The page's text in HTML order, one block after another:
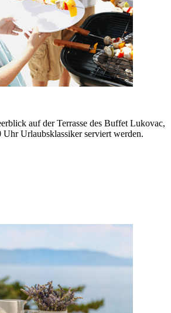
auf der Terrasse des Buffet Lukovac,
Urlaubsklassiker serviert werden.